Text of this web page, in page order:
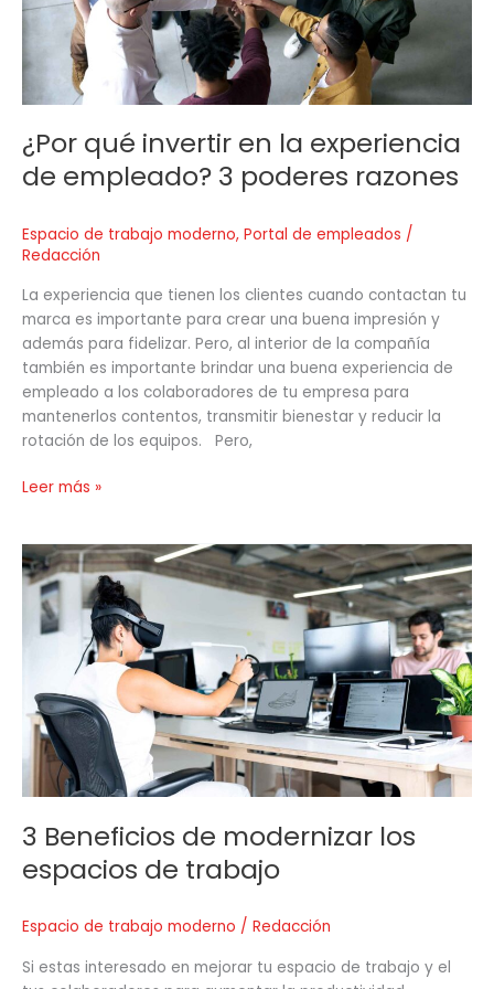
¿Por qué invertir en la experiencia
de empleado? 3 poderes razones
Espacio de trabajo moderno, Portal de empleados /
Redacción
La experiencia que tienen los clientes cuando contactan tu
marca es importante para crear una buena impresión y
además para fidelizar. Pero, al interior de la compañía
también es importante brindar una buena experiencia de
empleado a los colaboradores de tu empresa para
mantenerlos contentos, transmitir bienestar y reducir la
rotación de los equipos. Pero,
de
empleado?
poderes
razones
Leer más »
3 Beneficios de modernizar los
espacios de trabajo
Espacio de trabajo moderno / Redacción
Si estas interesado en mejorar tu espacio de trabajo y el
3
Beneficios
de
modernizar
espacios
de
trabajo